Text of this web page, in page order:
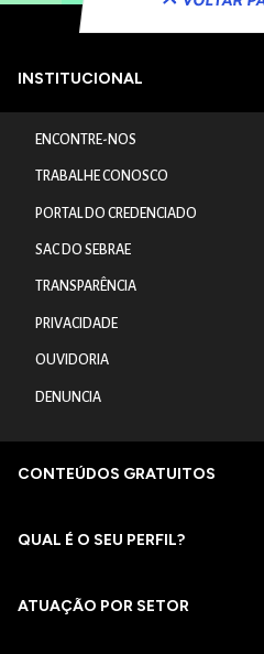
INSTITUCIONAL
ENCONTRE-NOS
TRABALHE CONOSCO
PORTAL DO CREDENCIADO
SAC DO SEBRAE
TRANSPARÊNCIA
PRIVACIDADE
OUVIDORIA
DENUNCIA
CONTEÚDOS GRATUITOS
QUAL É O SEU PERFIL?
ATUAÇÃO POR SETOR